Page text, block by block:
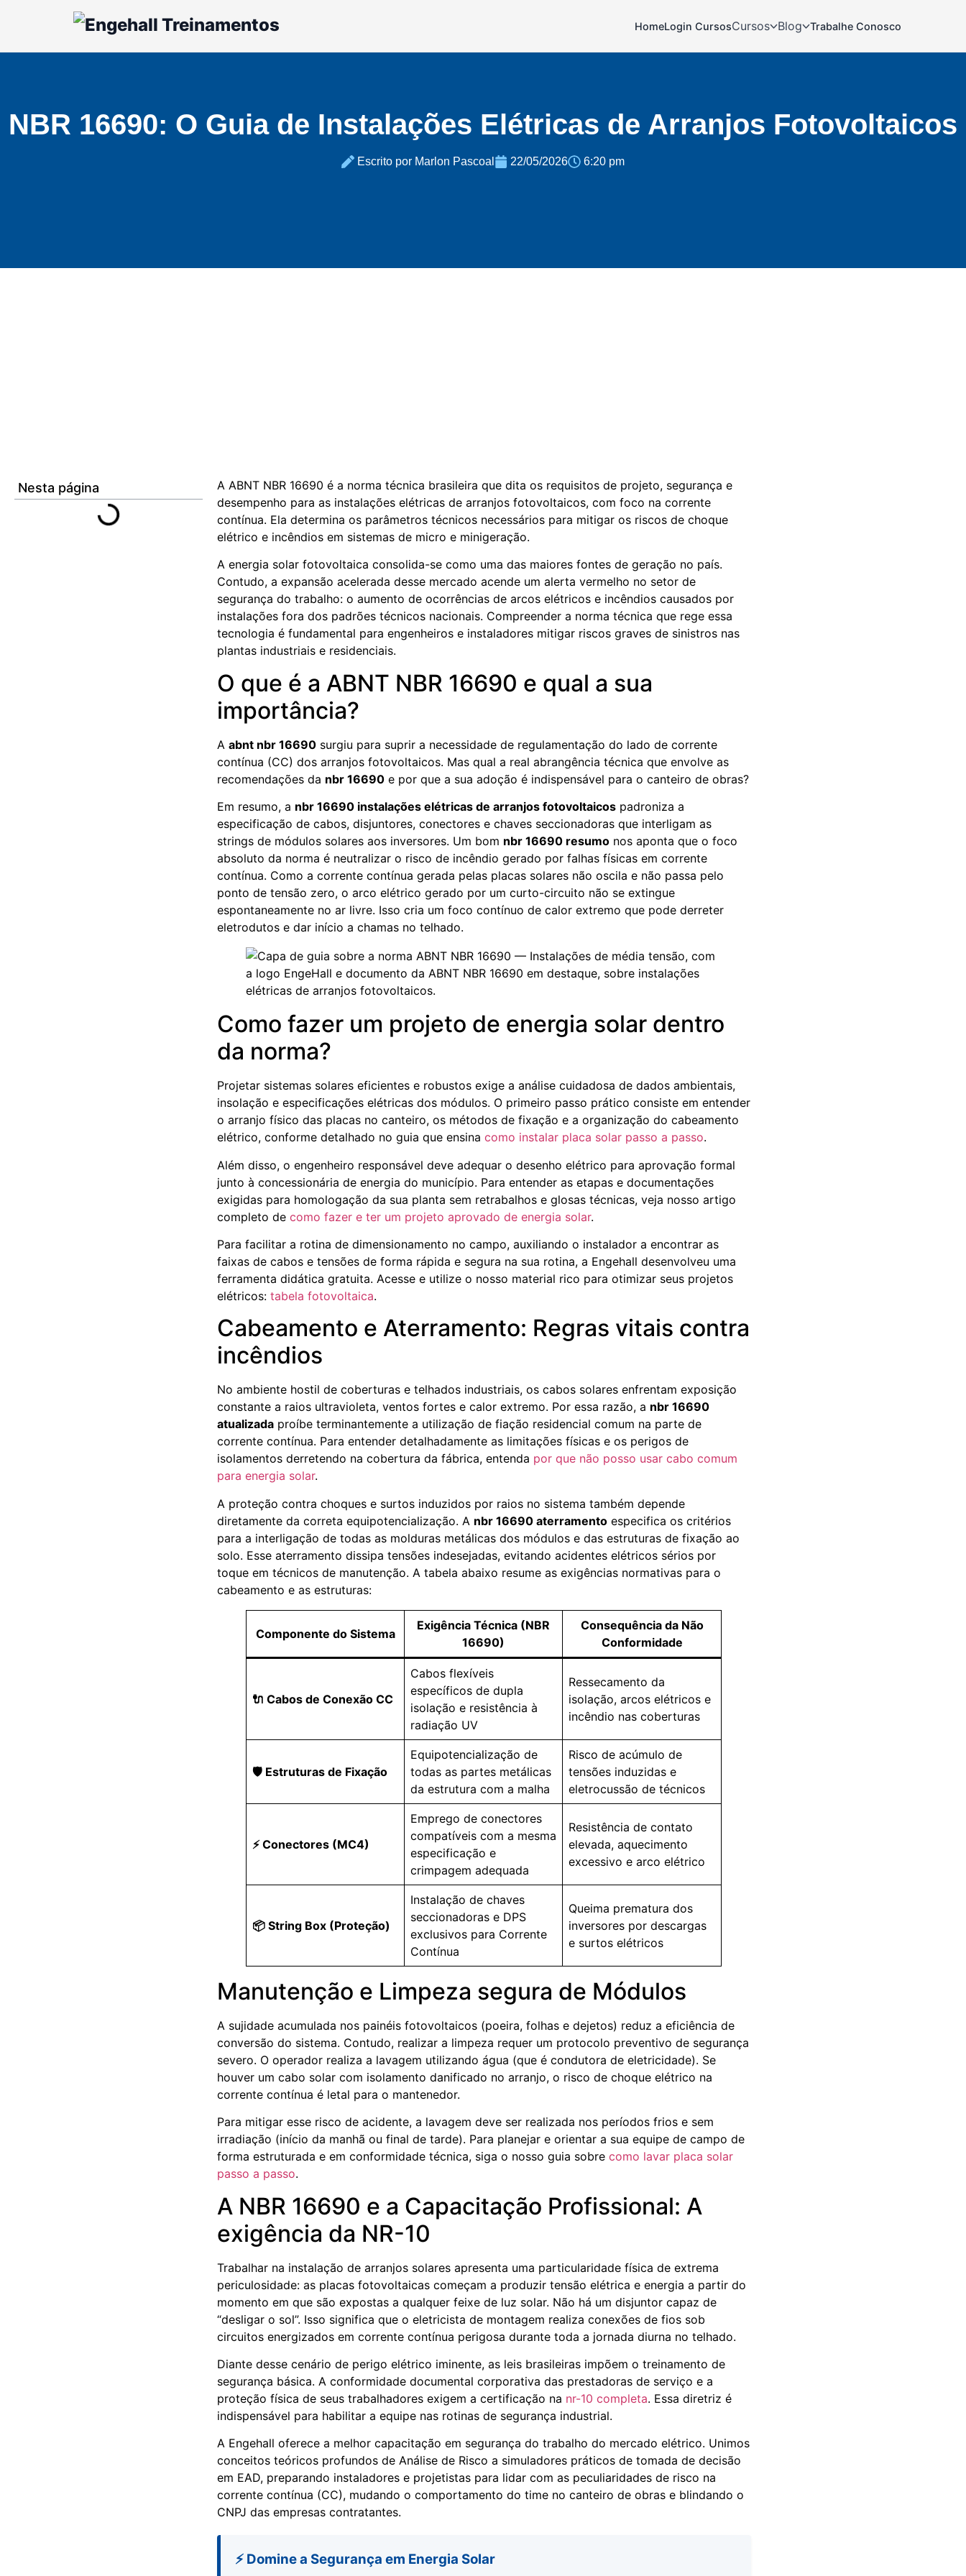
HomeLogin CursosCursos Blog Trabalhe Conosco
NBR 16690: O Guia de Instalações Elétricas de Arranjos Fotovoltaicos
Escrito por Marlon Pascoal 22/05/2026 6:20 pm
Nesta página
A ABNT NBR 16690 é a norma técnica brasileira que dita os requisitos de projeto, segurança e
desempenho para as instalações elétricas de arranjos fotovoltaicos, com foco na corrente
contínua. Ela determina os parâmetros técnicos necessários para mitigar os riscos de choque
elétrico e incêndios em sistemas de micro e minigeração.
A energia solar fotovoltaica consolida-se como uma das maiores fontes de geração no país.
Contudo, a expansão acelerada desse mercado acende um alerta vermelho no setor de
segurança do trabalho: o aumento de ocorrências de arcos elétricos e incêndios causados por
instalações fora dos padrões técnicos nacionais. Compreender a norma técnica que rege essa
tecnologia é fundamental para engenheiros e instaladores mitigar riscos graves de sinistros nas
plantas industriais e residenciais.
O que é a ABNT NBR 16690 e qual a sua
importância?
Aabnt nbr 16690 surgiu para suprir a necessidade de regulamentação do lado de corrente
contínua (CC) dos arranjos fotovoltaicos. Mas qual a real abrangência técnica que envolve as
recomendações da nbr 16690 e por que a sua adoção é indispensável para o canteiro de obras?
Em resumo, a nbr 16690 instalações elétricas de arranjos fotovoltaicos padroniza a
especificação de cabos, disjuntores, conectores e chaves seccionadoras que interligam as
strings de módulos solares aos inversores. Um bom nbr 16690 resumo nos aponta que o foco
absoluto da norma é neutralizar o risco de incêndio gerado por falhas físicas em corrente
contínua. Como a corrente contínua gerada pelas placas solares não oscila e não passa pelo
ponto de tensão zero, o arco elétrico gerado por um curto-circuito não se extingue
espontaneamente no ar livre. Isso cria um foco contínuo de calor extremo que pode derreter
eletrodutos e dar início a chamas no telhado.
Como fazer um projeto de energia solar dentro
da norma?
Projetar sistemas solares eficientes e robustos exige a análise cuidadosa de dados ambientais,
insolação e especificações elétricas dos módulos. O primeiro passo prático consiste em entender
o arranjo físico das placas no canteiro, os métodos de fixação e a organização do cabeamento
elétrico, conforme detalhado no guia que ensinacomo instalar placa solar passo a passo.
Além disso, o engenheiro responsável deve adequar o desenho elétrico para aprovação formal
junto à concessionária de energia do município. Para entender as etapas e documentações
exigidas para homologação da sua planta sem retrabalhos e glosas técnicas, veja nosso artigo
completo decomo fazer e ter um projeto aprovado de energia solar.
Para facilitar a rotina de dimensionamento no campo, auxiliando o instalador a encontrar as
faixas de cabos e tensões de forma rápida e segura na sua rotina, a Engehall desenvolveu uma
ferramenta didática gratuita. Acesse e utilize o nosso material rico para otimizar seus projetos
elétricos:tabela fotovoltaica.
Cabeamento e Aterramento: Regras vitais contra
incêndios
No ambiente hostil de coberturas e telhados industriais, os cabos solares enfrentam exposição
constante a raios ultravioleta, ventos fortes e calor extremo. Por essa razão, a nbr 16690
atualizada proíbe terminantemente a utilização de fiação residencial comum na parte de
corrente contínua. Para entender detalhadamente as limitações físicas e os perigos de
isolamentos derretendo na cobertura da fábrica, entenda por que não posso usar cabo comum
para energia solar.
A proteção contra choques e surtos induzidos por raios no sistema também depende
diretamente da correta equipotencialização. A nbr 16690 aterramento especifica os critérios
para a interligação de todas as molduras metálicas dos módulos e das estruturas de fixação ao
solo. Esse aterramento dissipa tensões indesejadas, evitando acidentes elétricos sérios por
toque em técnicos de manutenção. A tabela abaixo resume as exigências normativas para o
cabeamento e as estruturas:
Componente do Sistema
Exigência Técnica (NBR
16690)
Consequência da Não
Conformidade
🔌 Cabos de Conexão CC
Cabos flexíveis
específicos de dupla
isolação e resistência à
radiação UV
Ressecamento da
isolação, arcos elétricos e
incêndio nas coberturas
🛡️ Estruturas de Fixação
Equipotencialização de
todas as partes metálicas
da estrutura com a malha
Risco de acúmulo de
tensões induzidas e
eletrocussão de técnicos
⚡ Conectores (MC4)
Emprego de conectores
compatíveis com a mesma
especificação e
crimpagem adequada
Resistência de contato
elevada, aquecimento
excessivo e arco elétrico
📦 String Box (Proteção)
Instalação de chaves
seccionadoras e DPS
exclusivos para Corrente
Contínua
Queima prematura dos
inversores por descargas
e surtos elétricos
Manutenção e Limpeza segura de Módulos
A sujidade acumulada nos painéis fotovoltaicos (poeira, folhas e dejetos) reduz a eficiência de
conversão do sistema. Contudo, realizar a limpeza requer um protocolo preventivo de segurança
severo. O operador realiza a lavagem utilizando água (que é condutora de eletricidade). Se
houver um cabo solar com isolamento danificado no arranjo, o risco de choque elétrico na
corrente contínua é letal para o mantenedor.
Para mitigar esse risco de acidente, a lavagem deve ser realizada nos períodos frios e sem
irradiação (início da manhã ou final de tarde). Para planejar e orientar a sua equipe de campo de
forma estruturada e em conformidade técnica, siga o nosso guia sobrecomo lavar placa solar
passo a passo.
A NBR 16690 e a Capacitação Profissional: A
exigência da NR-10
Trabalhar na instalação de arranjos solares apresenta uma particularidade física de extrema
periculosidade: as placas fotovoltaicas começam a produzir tensão elétrica e energia a partir do
momento em que são expostas a qualquer feixe de luz solar. Não há um disjuntor capaz de
“desligar o sol”. Isso significa que o eletricista de montagem realiza conexões de fios sob
circuitos energizados em corrente contínua perigosa durante toda a jornada diurna no telhado.
Diante desse cenário de perigo elétrico iminente, as leis brasileiras impõem o treinamento de
segurança básica. A conformidade documental corporativa das prestadoras de serviço e a
proteção física de seus trabalhadores exigem a certificação na nr-10 completa. Essa diretriz é
indispensável para habilitar a equipe nas rotinas de segurança industrial.
A Engehall oferece a melhor capacitação em segurança do trabalho do mercado elétrico. Unimos
conceitos teóricos profundos de Análise de Risco a simuladores práticos de tomada de decisão
em EAD, preparando instaladores e projetistas para lidar com as peculiaridades de risco na
corrente contínua (CC), mudando o comportamento do time no canteiro de obras e blindando o
CNPJ das empresas contratantes.
⚡ Domine a Segurança em Energia Solar